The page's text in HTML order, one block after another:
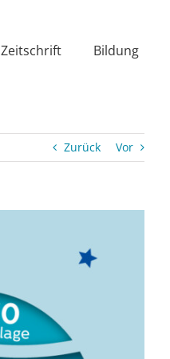
Zeitschrift Bildung
Zurück Vor